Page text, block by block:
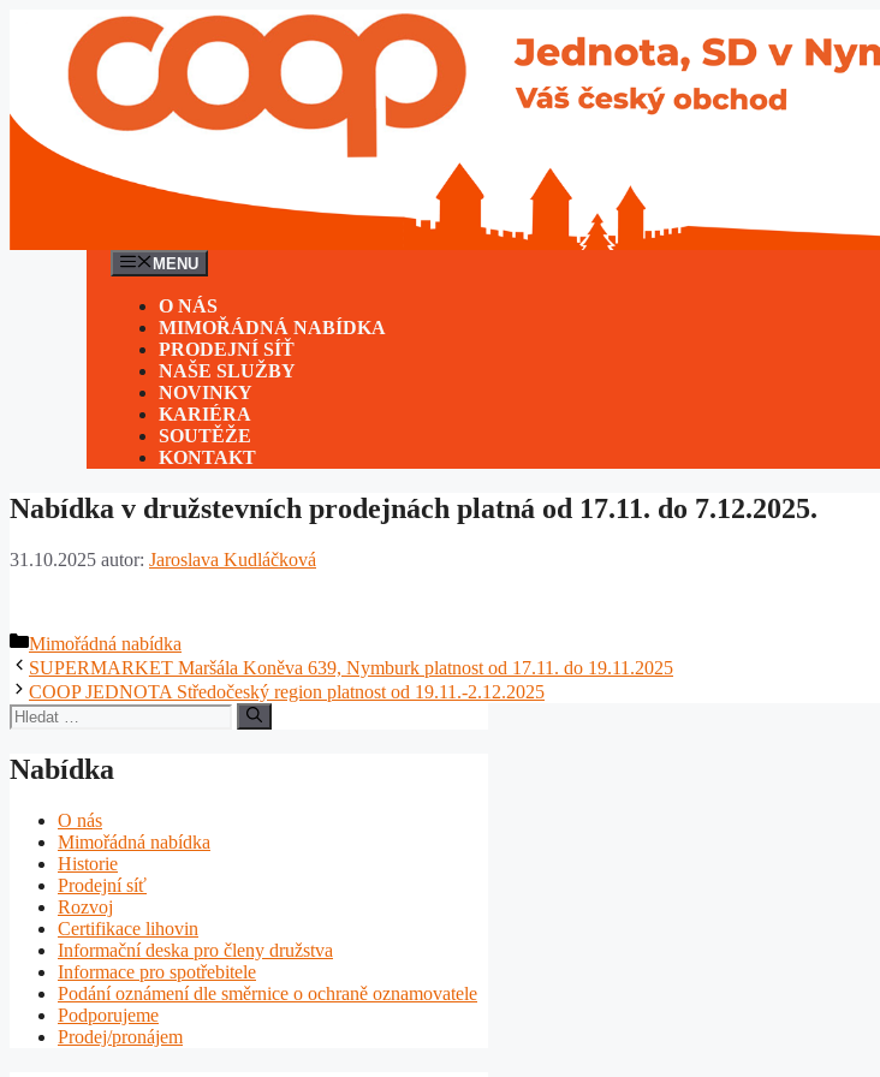
MENU
O NÁS
MIMOŘÁDNÁ NABÍDKA
PRODEJNÍ SÍŤ
NAŠE SLUŽBY
NOVINKY
KARIÉRA
SOUTĚŽE
KONTAKT
Nabídka v družstevních prodejnách platná od 17.11. do 7.12.2025.
31.10.2025 autor: Jaroslava Kudláčková
Rubriky
Mimořádná nabídka
SUPERMARKET Maršála Koněva 639, Nymburk platnost od 17.11. do 19.11.2025
COOP JEDNOTA Středočeský region platnost od 19.11.-2.12.2025
Hledat:
Nabídka
O nás
Mimořádná nabídka
Historie
Prodejní síť
Rozvoj
Certifikace lihovin
Informační deska pro členy družstva
Informace pro spotřebitele
Podání oznámení dle směrnice o ochraně oznamovatele
Podporujeme
Prodej/pronájem